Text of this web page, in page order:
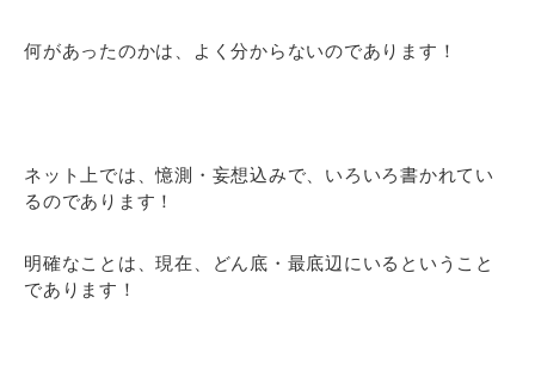
何があったのかは、よく分からないのであります！
ネット上では、憶測・妄想込みで、いろいろ書かれてい
るのであります！
明確なことは、現在、どん底・最底辺にいるということ
であります！